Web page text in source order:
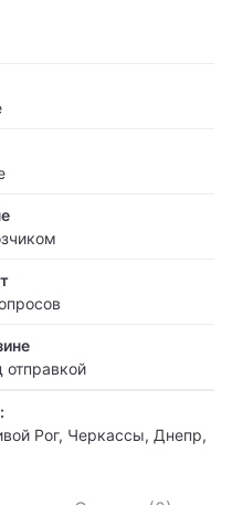
отправкой
Рог, Черкассы, Днепр,